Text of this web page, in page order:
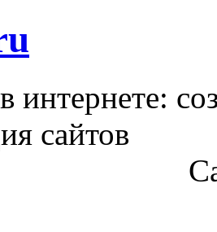
интернете:
сайтов